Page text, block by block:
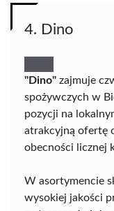
4. Dino
"Dino" zajmuje
spożywczych w
pozycji na
atrakcyjną ofertę
obecności licznej
W asortymencie
wysokiej jakości